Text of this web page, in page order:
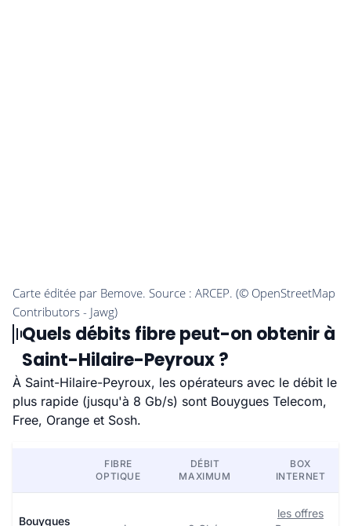
Quels débits fibre peut-on obtenir à
Saint-Hilaire-Peyroux ?
À Saint-Hilaire-Peyroux, les opérateurs avec le débit le
plus rapide (jusqu'à 8 Gb/s) sont Bouygues Telecom,
Free, Orange et Sosh.
FIBRE
OPTIQUE
DÉBIT
MAXIMUM
BOX
INTERNET
Bouygues
les offres